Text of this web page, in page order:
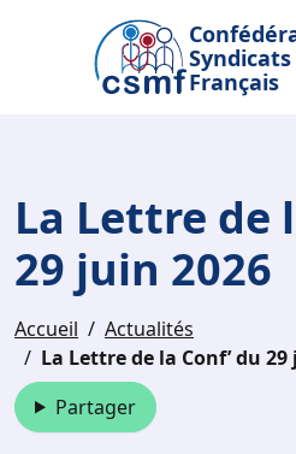
Passer au contenu principal
Français
La Lettre de
29 juin 2026
Accueil
Actualités
La Lettre de la Conf’ du
Partager